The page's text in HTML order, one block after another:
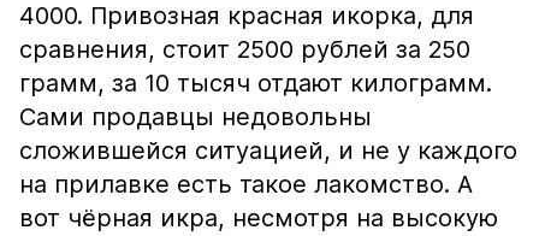
4000. Привозная красная икорка, для
сравнения, стоит 2500 рублей за 250
грамм, за 10 тысяч отдают килограмм.
Сами продавцы недовольны
сложившейся ситуацией, и не у каждого
на прилавке есть такое лакомство. А
вот чёрная икра, несмотря на высокую